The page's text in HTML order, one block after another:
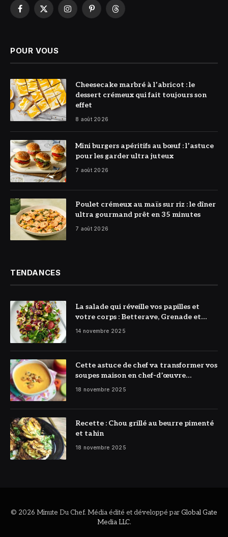
Facebook
X
InstagramPinterestThreads
POUR VOUS
© DR
Cheesecake marbré à l’abricot : le
dessert crémeux qui fait toujours son
effet
8 août 2026
© DR
Mini burgers apéritifs au bœuf : l’astuce
pour les garder ultra juteux
7 août 2026
© DR
Poulet crémeux au maïs sur riz : le dîner
ultra gourmand prêt en 35 minutes
7 août 2026
TENDANCES
La salade qui réveille vos papilles et
votre corps : Betterave, Grenade et
Citron à l’honneur
14 novembre 2025
Cette astuce de chef va transformer vos
soupes maison en chef-d’œuvre
réconfortant
18 novembre 2025
Recette : Chou grillé au beurre pimenté
et tahin
18 novembre 2025
© 2026 Minute Du Chef. Média édité et développé parGlobal Gate
Media LLC.